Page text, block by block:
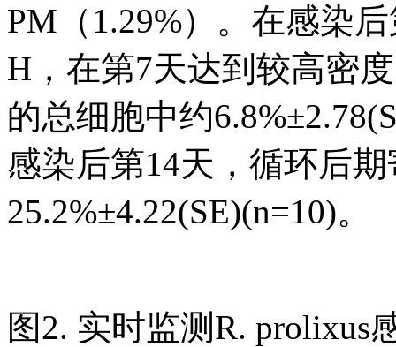
PM（1.29%）。在感染
H，在第7天达到较高密
的总细胞中约
感染后第14天，循环后
25.2%±4.22(SE)(n=10)。
图2. 实时监测R. prolixus